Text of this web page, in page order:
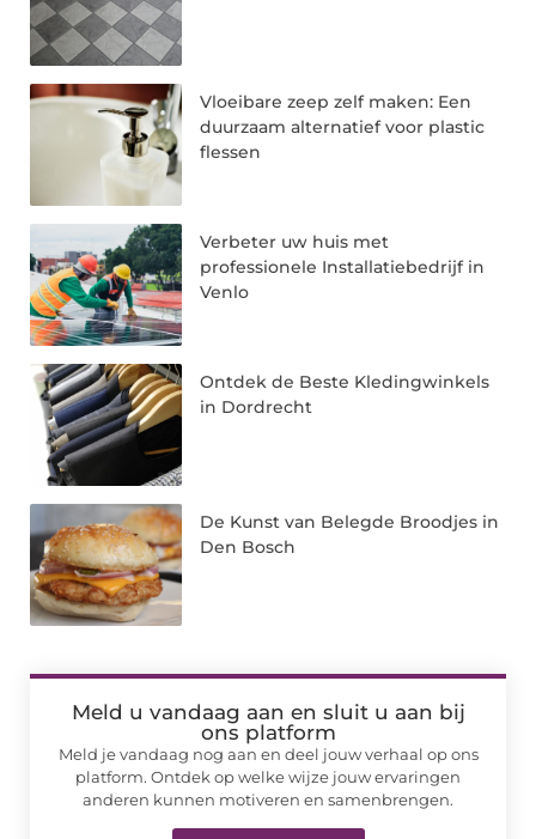
Vloeibare zeep zelf maken: Een
duurzaam alternatief voor plastic
flessen
Verbeter uw huis met
professionele Installatiebedrijf in
Venlo
Ontdek de Beste Kledingwinkels
in Dordrecht
De Kunst van Belegde Broodjes in
Den Bosch
Meld u vandaag aan en sluit u aan bij
ons platform
Meld je vandaag nog aan en deel jouw verhaal op ons
platform. Ontdek op welke wijze jouw ervaringen
anderen kunnen motiveren en samenbrengen.